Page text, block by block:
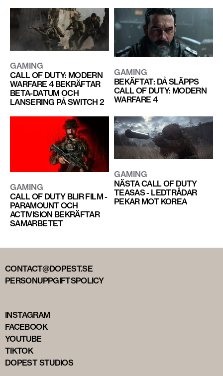
GAMING
CALL OF DUTY: MODERN
WARFARE 4 BEKRÄFTAR
BETA-DATUM OCH
LANSERING PÅ SWITCH 2
GAMING
BEKÄFTAT: DÅ SLÄPPS
CALL OF DUTY: MODERN
WARFARE 4
GAMING
CALL OF DUTY BLIR FILM -
PARAMOUNT OCH
ACTIVISION BEKRÄFTAR
SAMARBETET
GAMING
NÄSTA CALL OF DUTY
TEASAS - LEDTRÅDAR
PEKAR MOT KOREA
CONTACT@DOPEST.SE
PERSONUPPGIFTSPOLICY
INSTAGRAM
FACEBOOK
YOUTUBE
TIKTOK
DOPEST STUDIOS